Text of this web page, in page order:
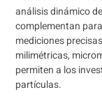
análisis dinámico
complementan
mediciones
milimétricas,
permiten a los
partículas.